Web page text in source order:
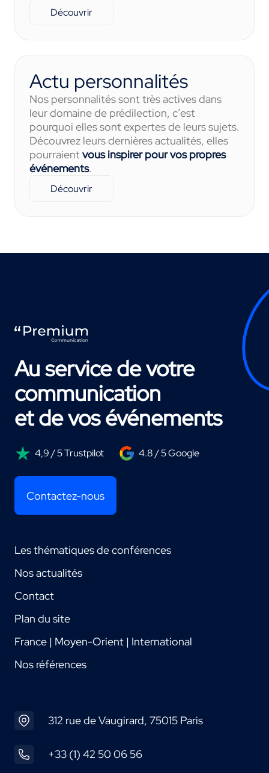
Découvrir
Actu personnalités
Nos personnalités sont très actives dans
leur domaine de prédilection, c’est
pourquoi elles sont expertes de leurs sujets.
Découvrez leurs dernières actualités, elles
pourraientvous inspirer pour vos propres
événements.
Découvrir
Au service de votre
communication
et de vos événements
4,9 / 5 Trustpilot 4.8 / 5 Google
Contactez-nous
Les thématiques de conférences
Nos actualités
Contact
Plan du site
France | Moyen-Orient | International
Nos références
312 rue de Vaugirard, 75015 Paris
+33 (1) 42 50 06 56